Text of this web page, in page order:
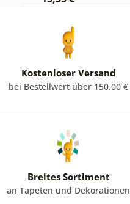
Kostenloser Versand
bei Bestellwert über 150.00 €
Breites Sortiment
an Tapeten und Dekorationen